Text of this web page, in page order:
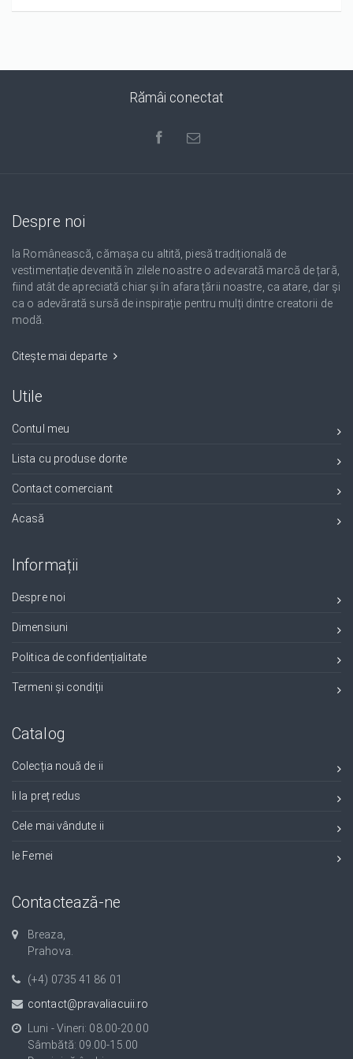
Rămâi conectat
Despre noi
Ia Românească, cămașa cu altită, piesă tradițională de
vestimentație devenită în zilele noastre o adevarată marcă de țară,
fiind atât de apreciată chiar și în afara țării noastre, ca atare, dar și
ca o adevărată sursă de inspirație pentru mulți dintre creatorii de
modă.
Citește mai departe
Utile
Contul meu
Lista cu produse dorite
Contact comerciant
Acasă
Informații
Despre noi
Dimensiuni
Politica de confidențialitate
Termeni și condiții
Catalog
Colecția nouă de ii
Ii la preț redus
Cele mai vândute ii
Ie Femei
Contactează-ne
Breaza,
Prahova.
(+4) 0735 41 86 01
contact@pravaliacuii.ro
Luni - Vineri: 08.00-20.00
Sâmbătă: 09.00-15.00